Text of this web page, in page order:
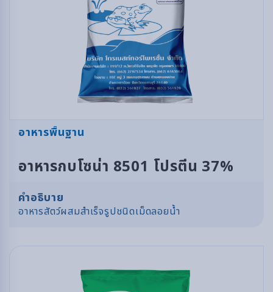
อาหารพื้นฐาน
อาหารกบโซน่า 8501 โปรตีน 37%
คำอธิบาย
อาหารสัตว์ผสมสำเร็จรูปชนิดเม็ดลอยน้ำ